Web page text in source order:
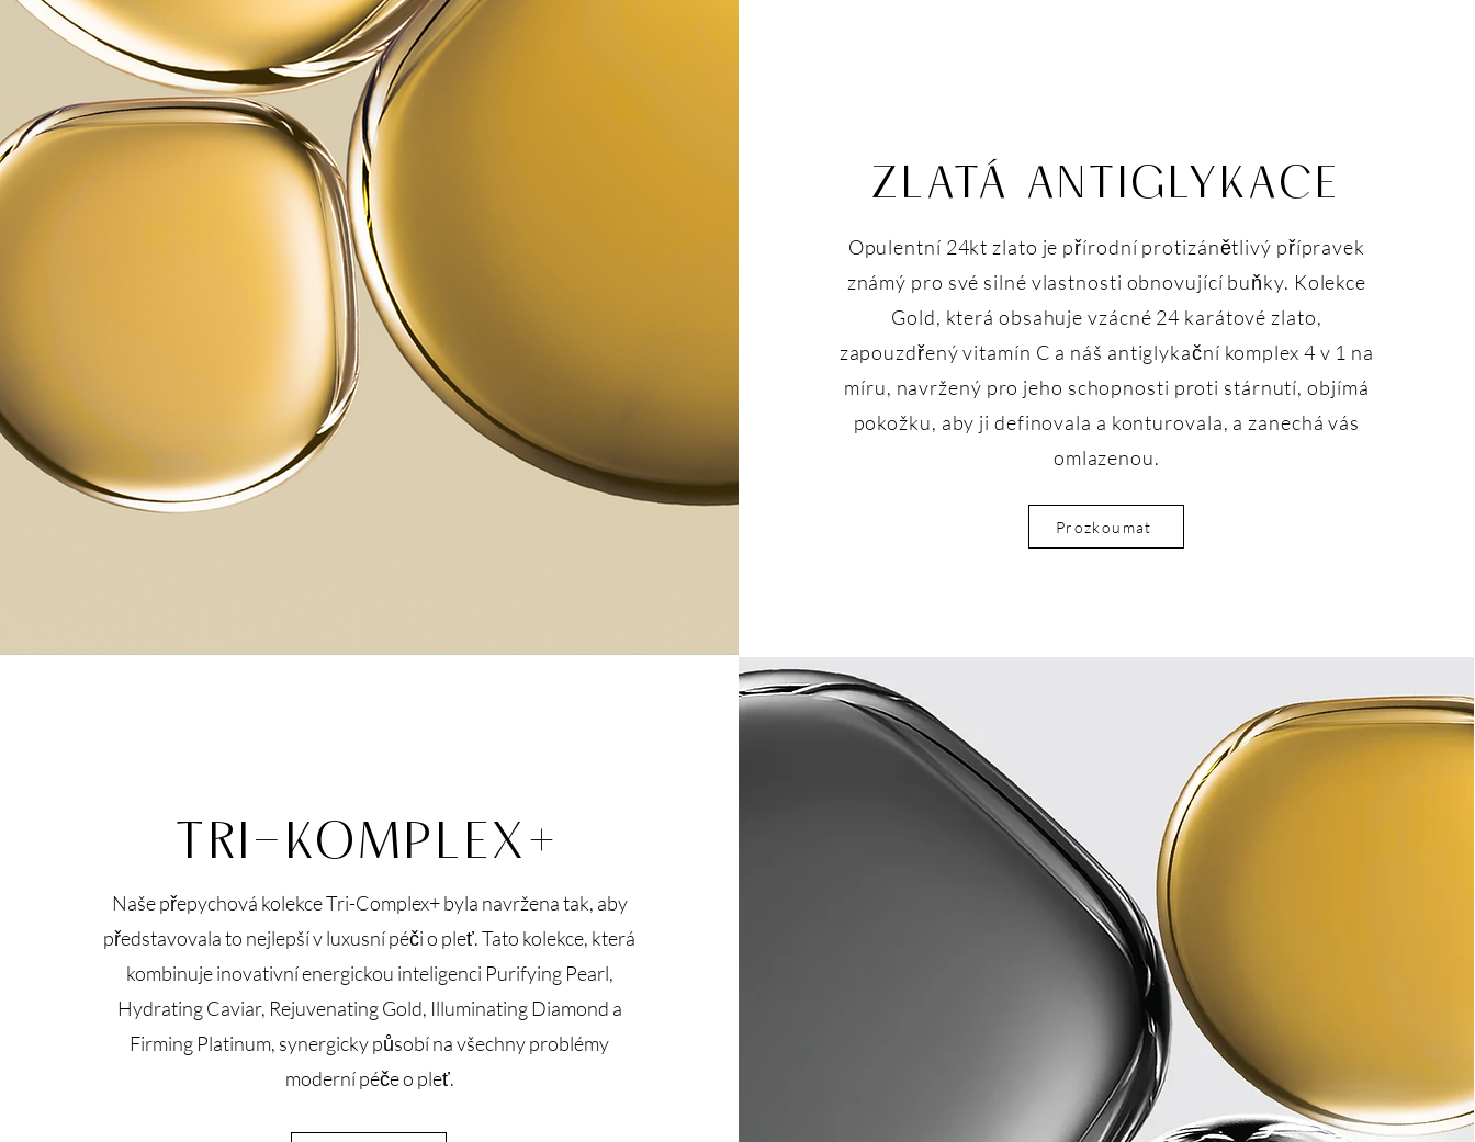
ZLATÁ ANTIGLYKACE
Opulentní 24kt zlato je přírodní protizánětlivý přípravek
známý pro své silné vlastnosti obnovující buňky. Kolekce
Gold, která obsahuje vzácné 24 karátové zlato,
zapouzdřený vitamín C a náš antiglykační komplex 4 v 1 na
míru, navržený pro jeho schopnosti proti stárnutí, objímá
pokožku, aby ji definovala a konturovala, a zanechá vás
omlazenou.
Prozkoumat
TRI-KOMPLEX+
Naše přepychová kolekce Tri-Complex+ byla navržena tak, aby
představovala to nejlepší v luxusní péči o pleť. Tato kolekce, která
kombinuje inovativní energickou inteligenci Purifying Pearl,
Hydrating Caviar, Rejuvenating Gold, Illuminating Diamond a
Firming Platinum, synergicky působí na všechny problémy
moderní péče o pleť.